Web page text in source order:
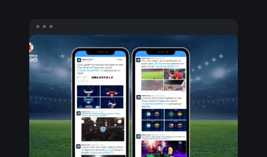
Campaña
Digital
Copa
América
DirecTV